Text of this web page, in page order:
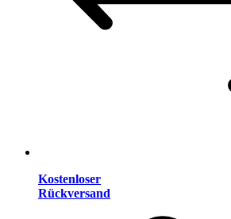
Kostenloser
Rückversand